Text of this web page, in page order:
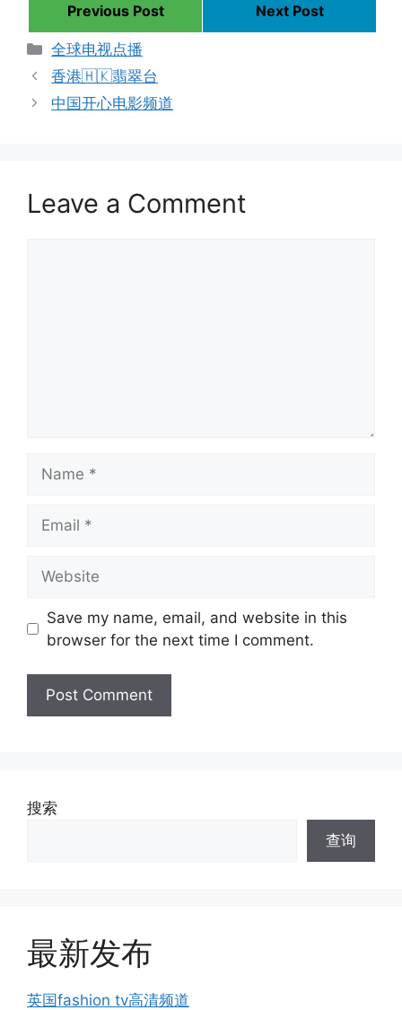
Previous Post
Next Post
Categories
全球电视点播
香港🇭🇰翡翠台
中国开心电影频道
Leave a Comment
Save my name, email, and website in this
browser for the next time I comment.
搜索
查询
最新发布
英国fashion tv高清频道